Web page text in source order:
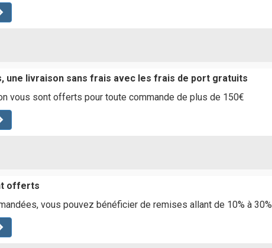
une livraison sans frais avec les frais de port gratuits
vous sont offerts pour toute commande de plus de 150€
offerts
vous pouvez bénéficier de remises allant de 10% à 30%